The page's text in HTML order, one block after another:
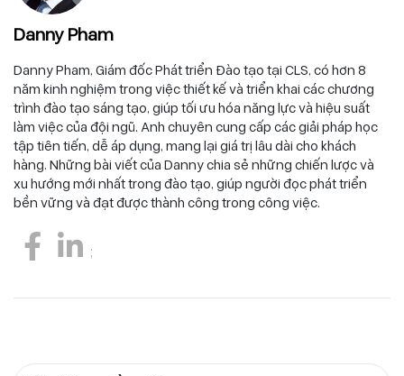
Danny Pham
Danny Pham, Giám đốc Phát triển Đào tạo tại CLS, có hơn 8
năm kinh nghiệm trong việc thiết kế và triển khai các chương
trình đào tạo sáng tạo, giúp tối ưu hóa năng lực và hiệu suất
làm việc của đội ngũ. Anh chuyên cung cấp các giải pháp học
tập tiên tiến, dễ áp dụng, mang lại giá trị lâu dài cho khách
hàng. Những bài viết của Danny chia sẻ những chiến lược và
xu hướng mới nhất trong đào tạo, giúp người đọc phát triển
bền vững và đạt được thành công trong công việc.
;